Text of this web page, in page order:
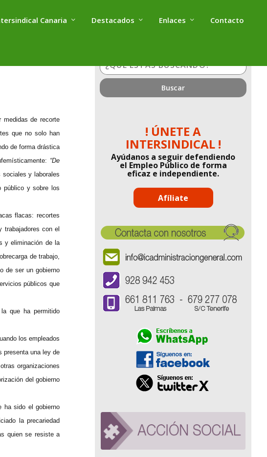
Canaria Destacados Enlaces Contacto
medidas de recorte
que no solo han
de forma drástica
“De
y laborales
público y sobre los
flacas: recortes
con el
y eliminación de la
de trabajo,
de ser un gobierno
públicos que
que ha permitido
los empleados
presenta una ley de
organizaciones
del gobierno
ha sido el gobierno
la precariedad
quien se resiste a
estás
buscando?
! ÚNETE A
INTERSINDICAL !
Ayúdanos a seguir defendiendo
el Empleo Público de forma
eficaz e independiente.
Afíliate